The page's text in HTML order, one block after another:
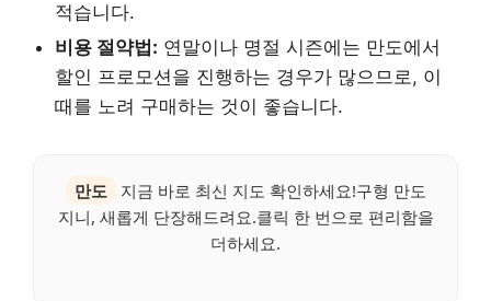
적습니다.
비용 절약법: 연말이나 명절 시즌에는 만도에서
할인 프로모션을 진행하는 경우가 많으므로, 이
때를 노려 구매하는 것이 좋습니다.
만도
지금 바로 최신 지도 확인하세요!구형 만도
지니, 새롭게 단장해드려요.클릭 한 번으로 편리함을
더하세요.